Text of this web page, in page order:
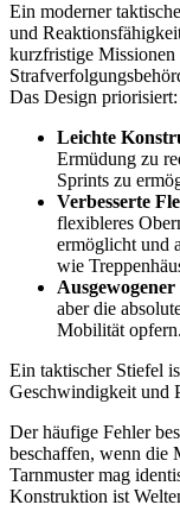
Ein moderner
und
kurzfristige
Das Design priorisiert:
Leichte
Ermüdung zu
Sprints zu
Verbesserte
flexibleres
ermöglicht und
wie
Ausgewogener
aber die
Mobilität opfern.
Ein taktischer Stiefel
Geschwindigkeit und
Der häufige Fehler
beschaffen, wenn die
Tarnmuster mag
Konstruktion ist